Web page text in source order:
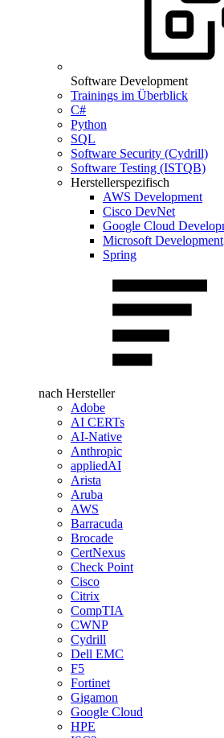
Software Development
Trainings im Überblick
C#
Python
SQL
Software Security (Cydrill)
Software Testing (ISTQB)
Herstellerspezifisch
AWS Development
Cisco DevNet
Google Cloud
Microsoft Development
Spring
nach Hersteller
Adobe
AI CERTs
AI-Native
Anthropic
appliedAI
Arista
Aruba
AWS
Barracuda
Brocade
CertNexus
Check Point
Cisco
Citrix
CompTIA
CWNP
Cydrill
Dell EMC
F5
Fortinet
Gigamon
Google Cloud
HPE